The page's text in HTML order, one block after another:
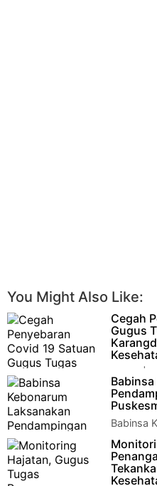
You Might Also Like:
Cegah
Gugus
Klaten |
Karangdowo Bersama Camat
Kasibtrantib kec Karangdowo
Babinsa
Puskesmas Klaten – Dalam
Covid-19 di wi…